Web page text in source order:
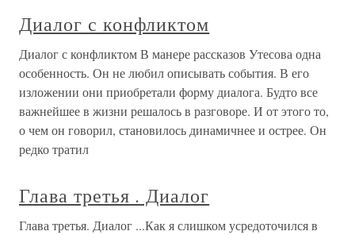
Диалог с конфликтом
Диалог с конфликтом В манере рассказов Утесова одна
особенность. Он не любил описывать события. В его
изложении они приобретали форму диалога. Будто все
важнейшее в жизни решалось в разговоре. И от этого то,
о чем он говорил, становилось динамичнее и острее. Он
редко тратил
Глава третья . Диалог
Глава третья. Диалог ...Как я слишком усредоточился в